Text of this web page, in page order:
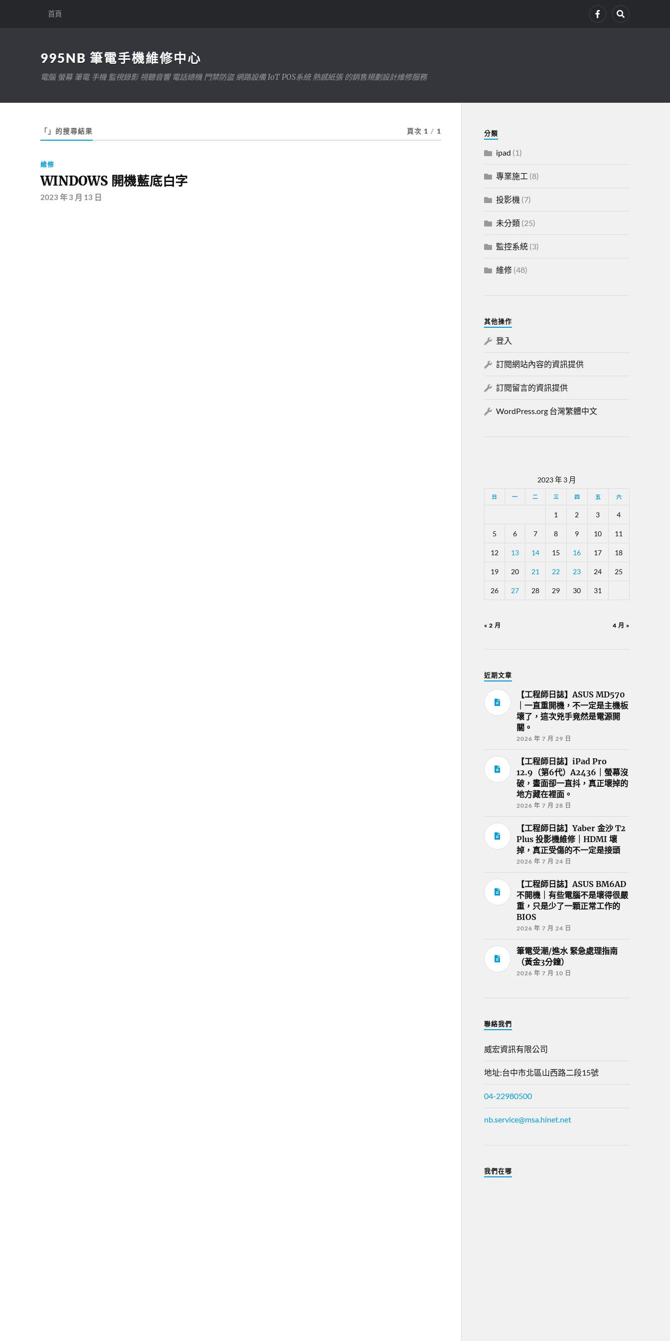
首頁
995NB 筆電手機維修中心
電腦 螢幕 筆電 手機 監視錄影 視聽音響 電話總機 門禁防盜 網路設備 IoT POS系統 熱感紙張 的銷售規劃設計維修服務
「」的搜尋結果 頁次 1 / 1
維修
WINDOWS 開機藍底白字
2023 年 3 月 13 日
分類
ipad (1)
專業施工 (8)
投影機 (7)
未分類(25)
監控系統(3)
維修(48)
其他操作
登入
訂閱網站內容的資訊提供
訂閱留言的資訊提供
WordPress.org 台灣繁體中文
2023 年 3 月
日 一 二 三 四 五 六
1 2 3 4
5 6 7 8 9 10 11
12 13 14 15 16 17 18
19 20 21 22 23 24 25
26 27 28 29 30 31
« 2 月 4 月 »
近期文章
【工程師日誌】ASUS MD570
｜一直重開機，不一定是主機板
壞了，這次兇手竟然是電源開
關。
2026 年 7 月 29 日
【工程師日誌】iPad Pro
12.9（第6代）A2436｜螢幕沒
破，畫面卻一直抖，真正壞掉的
地方藏在裡面。
2026 年 7 月 28 日
【工程師日誌】Yaber 金沙 T2
Plus 投影機維修｜HDMI 壞
掉，真正受傷的不一定是接頭
2026 年 7 月 24 日
【工程師日誌】ASUS BM6AD
不開機｜有些電腦不是壞得很嚴
重，只是少了一顆正常工作的
BIOS
2026 年 7 月 24 日
筆電受潮/進水 緊急處理指南
（黃金3分鐘）
2026 年 7 月 10 日
聯絡我們
威宏資訊有限公司
地址:台中市北區山西路二段15號
04-22980500
nb.service@msa.hinet.net
我們在哪